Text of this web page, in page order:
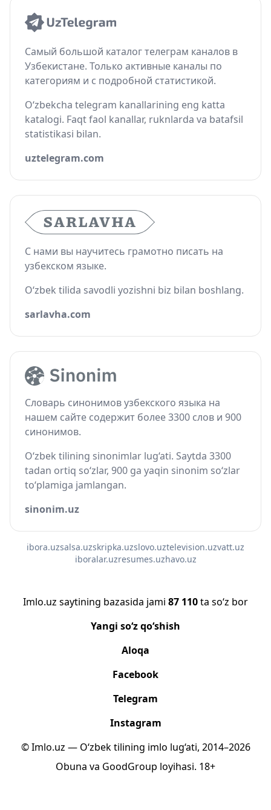
Самый большой каталог телеграм каналов в
Узбекистане. Только активные каналы по
категориям и с подробной статистикой.
O‘zbekcha telegram kanallarining eng katta
katalogi. Faqt faol kanallar, ruknlarda va batafsil
statistikasi bilan.
uztelegram.com
С нами вы научитесь грамотно писать на
узбекском языке.
O‘zbek tilida savodli yozishni biz bilan boshlang.
sarlavha.com
Словарь синонимов узбекского языка на
нашем сайте содержит более 3300 слов и 900
синонимов.
O‘zbek tilining sinonimlar lug‘ati. Saytda 3300
tadan ortiq so‘zlar, 900 ga yaqin sinonim so‘zlar
to‘plamiga jamlangan.
sinonim.uz
ibora.uzsalsa.uzskripka.uzslovo.uztelevision.uzvatt.uz
iboralar.uzresumes.uzhavo.uz
Imlo.uz saytining bazasida jami 87 110ta so‘z bor
Yangi so‘z qo‘shish
Aloqa
Facebook
Telegram
Instagram
© Imlo.uz — O‘zbek tilining imlo lug‘ati, 2014–2026
Obuna va GoodGroup loyihasi. 18+